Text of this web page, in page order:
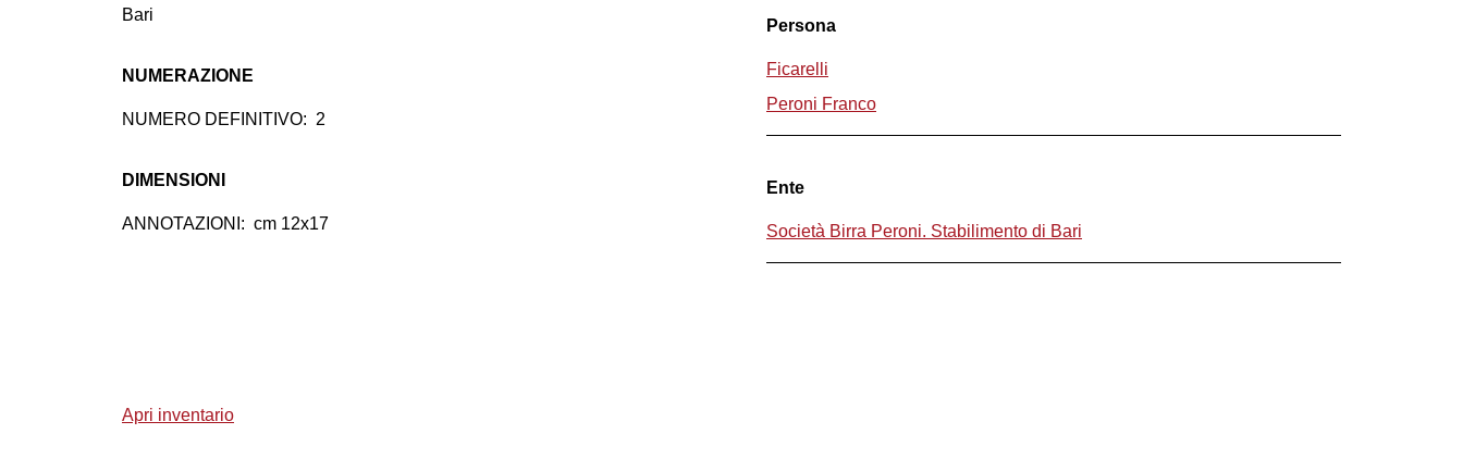
Bari
NUMERAZIONE
NUMERO DEFINITIVO: 2
DIMENSIONI
ANNOTAZIONI: cm 12x17
Persona
Ficarelli
Peroni Franco
Ente
Società Birra Peroni. Stabilimento di Bari
Apri inventario